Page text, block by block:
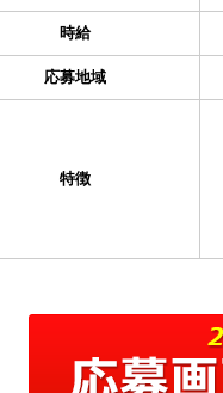
時給
応募地域
特徴